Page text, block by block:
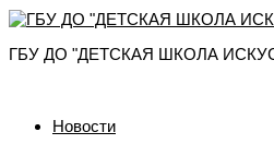
ГБУ ДО "ДЕТСКАЯ ШКОЛА
Новости